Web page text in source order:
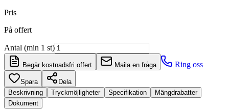
Pris
På offert
Antal (min 1 st)
Begär kostnadsfri offert Maila en fråga Ring oss
Spara
Dela
Beskrivning
Tryckmöjligheter Specifikation
Mängdrabatter
Dokument